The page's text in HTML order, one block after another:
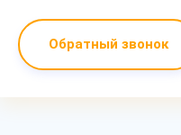
Обратный звонок